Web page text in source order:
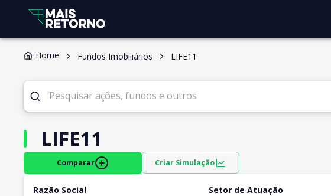
Home Fundos Imobiliários LIFE11
LIFE11
Comparar Criar Simulação
Razão Social
Setor de Atuação